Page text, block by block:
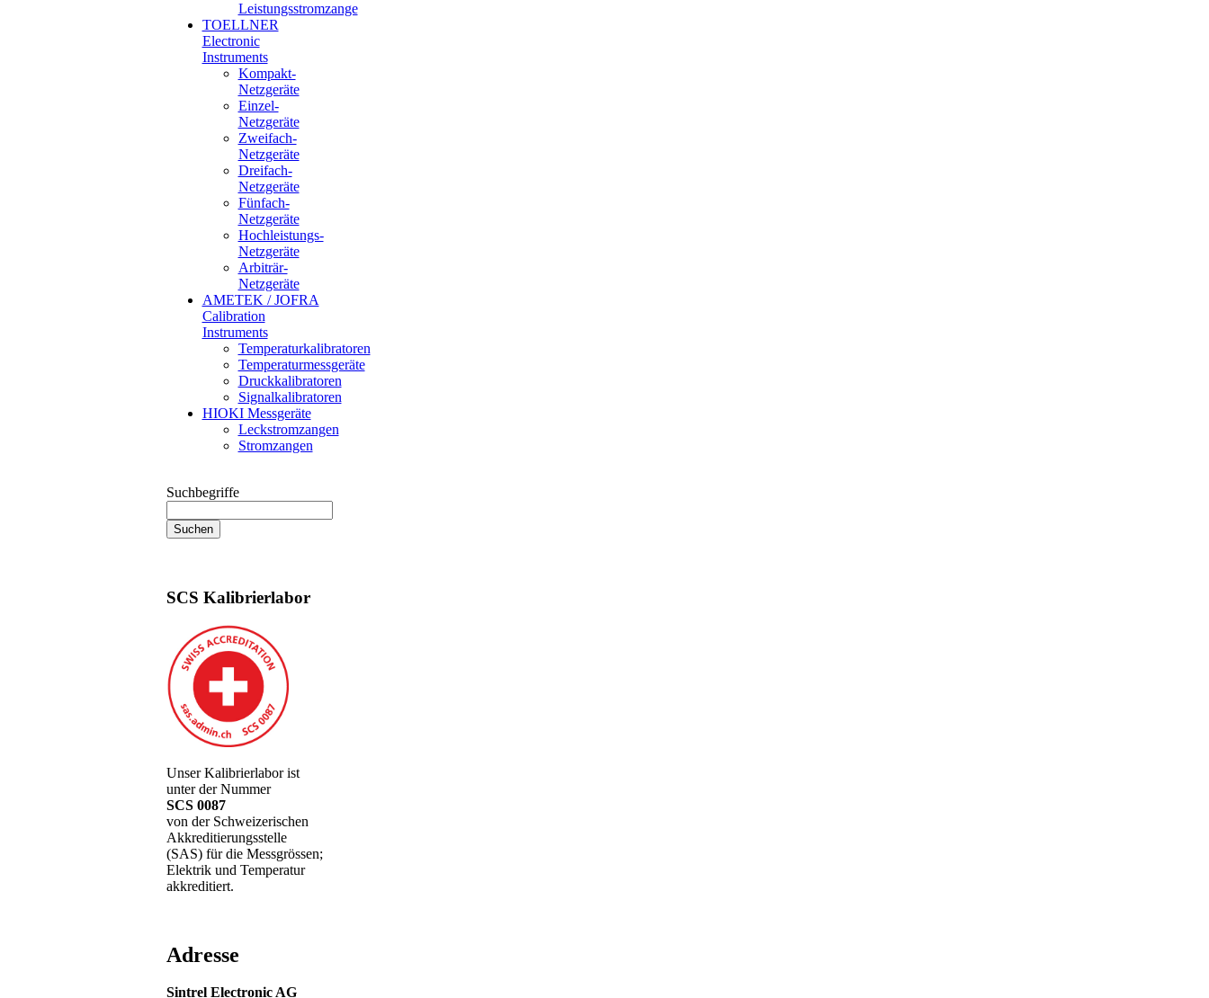
Leistungsstromzange
TOELLNER
Electronic
Instruments
Kompakt-
Netzgeräte
Einzel-
Netzgeräte
Zweifach-
Netzgeräte
Dreifach-
Netzgeräte
Fünfach-
Netzgeräte
Hochleistungs-
Netzgeräte
Arbiträr-
Netzgeräte
AMETEK / JOFRA
Calibration
Instruments
Temperaturkalibratoren
Temperaturmessgeräte
Druckkalibratoren
Signalkalibratoren
HIOKI Messgeräte
Leckstromzangen
Stromzangen
Suchbegriffe
SCS Kalibrierlabor
Unser Kalibrierlabor ist
unter der Nummer
SCS 0087
von der Schweizerischen
Akkreditierungsstelle
(SAS) für die Messgrössen;
Elektrik und Temperatur
akkreditiert.
Adresse
Sintrel Electronic AG